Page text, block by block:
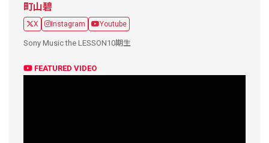
町山碧
X Instagram Youtube
Sony Music the LESSON10期生
FEATURED VIDEO